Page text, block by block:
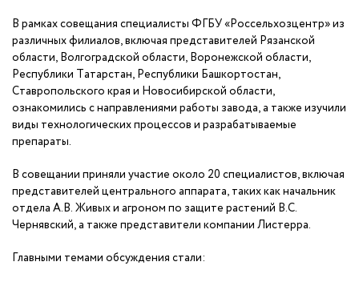
В рамках совещания специалисты ФГБУ «Россельхозцентр» из
различных филиалов, включая представителей Рязанской
области, Волгоградской области, Воронежской области,
Республики Татарстан, Республики Башкортостан,
Ставропольского края и Новосибирской области,
ознакомились с направлениями работы завода, а также изучили
виды технологических процессов и разрабатываемые
препараты.
В совещании приняли участие около 20 специалистов, включая
представителей центрального аппарата, таких как начальник
отдела А.В. Живых и агроном по защите растений В.С.
Чернявский, а также представители компании Листерра.
Главными темами обсуждения стали: